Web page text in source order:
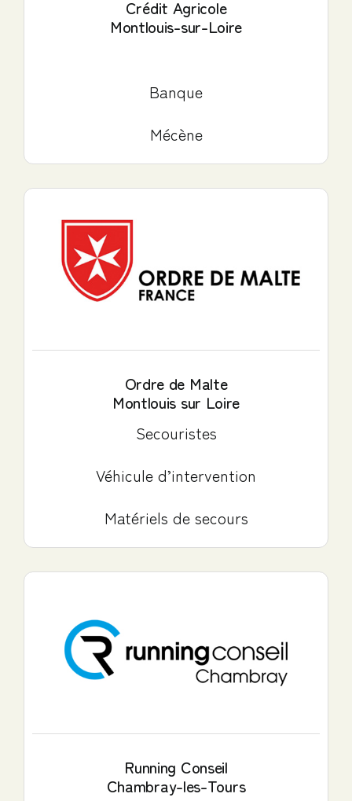
Crédit Agricole
Montlouis-sur-Loire
Banque
Mécène
Ordre de Malte
Montlouis sur Loire
Secouristes
Véhicule d’intervention
Matériels de secours
Running Conseil
Chambray-les-Tours